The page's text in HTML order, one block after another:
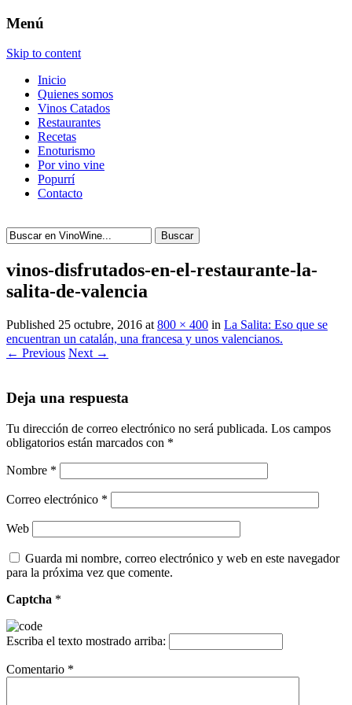
Menú
Skip to content
Inicio
Quienes somos
Vinos Catados
Restaurantes
Recetas
Enoturismo
Por vino vine
Popurrí
Contacto
Buscar
vinos-disfrutados-en-el-restaurante-la-
salita-de-valencia
Published 25 octubre, 2016 at 800 × 400 in La Salita: Eso que se
encuentran un catalán, una francesa y unos valencianos.
← Previous Next →
Deja una respuesta
Tu dirección de correo electrónico no será publicada. Los campos
obligatorios están marcados con *
Nombre *
Correo electrónico *
Web
Guarda mi nombre, correo electrónico y web en este navegador
para la próxima vez que comente.
Captcha *
Escriba el texto mostrado arriba:
Comentario *